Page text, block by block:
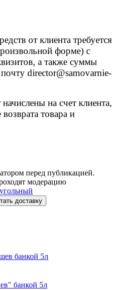
от клиента требуется
форме) с
а также суммы
director@samovarnie-
на счет клиента,
товара и
перед публикацией.
модерацию
доставку
банкой 5л